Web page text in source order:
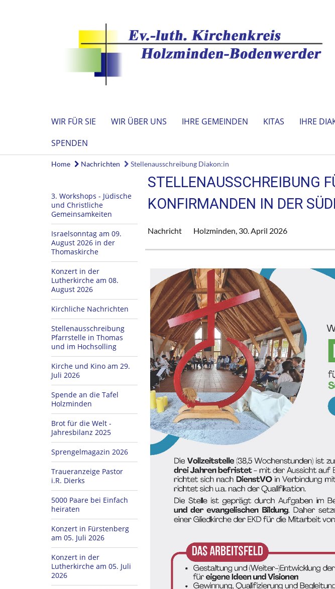
WIR FÜR SIE WIR ÜBER UNS IHRE GEMEINDEN KITAS IHRE
SPENDEN
Home Nachrichten Stellenausschreibung Diakon:in
3. Workshops - Jüdische
und Christliche
Gemeinsamkeiten
Israelsonntag am 09.
August 2026 in der
Thomaskirche
Konzert in der
Lutherkirche am 08.
August 2026
Kirchliche Nachrichten
Stellenausschreibung
Pfarrstelle in Thomas
und im Hochsolling
Kirche und Kino am 29.
Juli 2026
Spende an die Tafel
Holzminden
Brot für die Welt -
Jahresbilanz 2025
Sprengelmagazin 2026
Traueranzeige Pastor
i.R. Dierks
5000 Paare bei Einfach
heiraten
Konzert in Fürstenberg
am 05. Juli 2026
Konzert in der
Lutherkirche am 05. Juli
2026
STELLENAUSSCHREIBUNG
KONFIRMANDEN IN DER
Nachricht Holzminden, 30. April 2026